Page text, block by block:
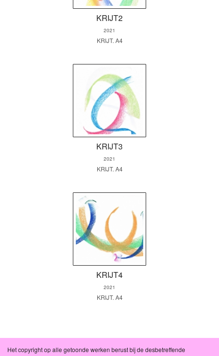
KRIJT2
2021
KRIJT. A4
KRIJT3
2021
KRIJT. A4
KRIJT4
2021
KRIJT. A4
Het copyright op alle getoonde werken berust bij de desbetreffende